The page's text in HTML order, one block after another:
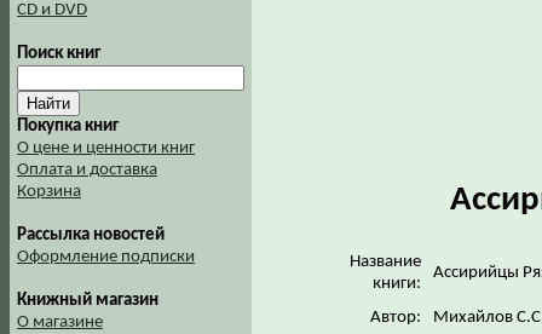
CD и DVD
Поиск книг
Покупка книг
О цене и ценности книг
Оплата и доставка
Корзина
Рассылка новостей
Оформление подписки
Книжный магазин
О магазине
Название
книги:
Ассирийцы
Автор:
Михайлов